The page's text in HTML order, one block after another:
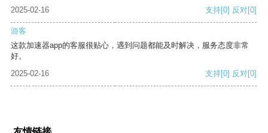
2025-02-16 支持[0] 反对[0]
游客
这款加速器app的客服很贴心，遇到问题都能及时解决，服务态度非常
好。
2025-02-16
支持[0] 反对[0]